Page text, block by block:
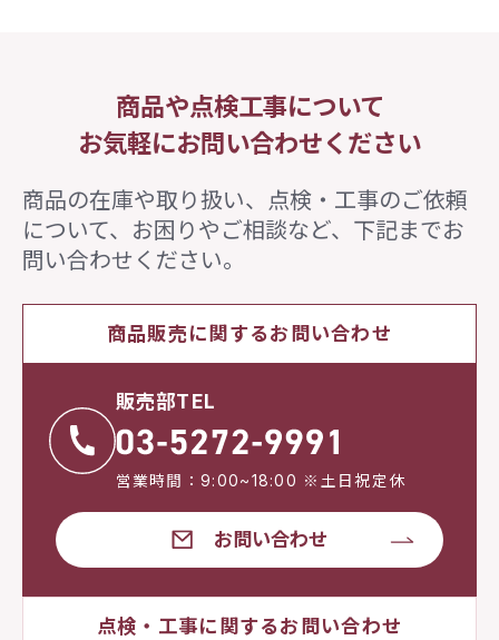
商品や点検工事について
お気軽にお問い合わせください
商品の在庫や取り扱い、点検・工事のご依頼
について、 お困りやご相談など、下記までお
問い合わせください。
商品販売に関するお問い合わせ
販売部TEL
営業時間：9:00~18:00 ※土日祝定休
お問い合わせ
点検・工事に関するお問い合わせ